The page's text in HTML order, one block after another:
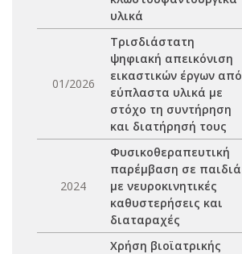
υλικά
01/2026
Τρισδιάστατη
ψηφιακή απεικόνιση
εικαστικών έργων από
εύπλαστα υλικά με
στόχο τη συντήρηση
και διατήρησή τους
2024
Φυσικοθεραπευτική
παρέμβαση σε παιδιά
με νευροκινητικές
καθυστερήσεις και
διαταραχές
Χρήση βιοϊατρικής